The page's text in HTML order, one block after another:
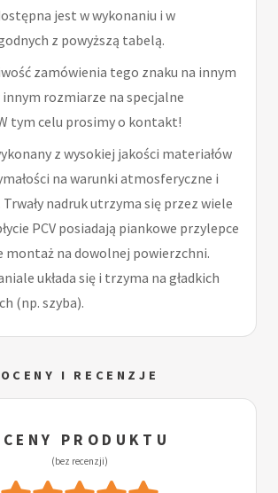
jest w wykonaniu i w
z powyższą tabelą.
zamówienia tego znaku na innym
innym rozmiarze na specjalne
tym celu prosimy o kontakt!
z wysokiej jakości materiałów
na warunki atmosferyczne i
nadruk utrzyma się przez wiele
PCV posiadają piankowe przylepce
montaż na dowolnej powierzchni.
układa się i trzyma na gładkich
(np. szyba).
OCENY I RECENZJE
PRODUKTU
(bez recenzji)